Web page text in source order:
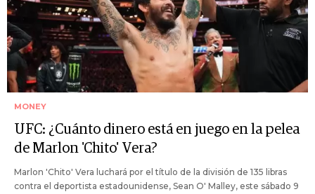
MONEY
UFC: ¿Cuánto dinero está en juego en la pelea
de Marlon 'Chito' Vera?
Marlon 'Chito' Vera luchará por el título de la división de 135 libras
contra el deportista estadounidense, Sean O' Malley, este sábado 9